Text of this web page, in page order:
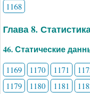
1168
Глава 8.
46. Статические
1169 1170 1171
1179
1180 1181